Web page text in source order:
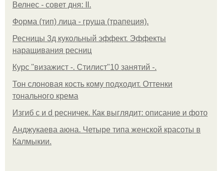
Велнес - совет дня: II.
Форма (тип) лица - груша (трапеция).
Ресницы 3д кукольный эффект. Эффекты
наращивания ресниц
Курс "визажист -. Стилист"10 занятий -.
Тон слоновая кость кому подходит. Оттенки
тонального крема
Изгиб c и d ресничек. Как выглядит: описание и фото
Анджукаева аюна. Четыре типа женской красоты в
Калмыкии.